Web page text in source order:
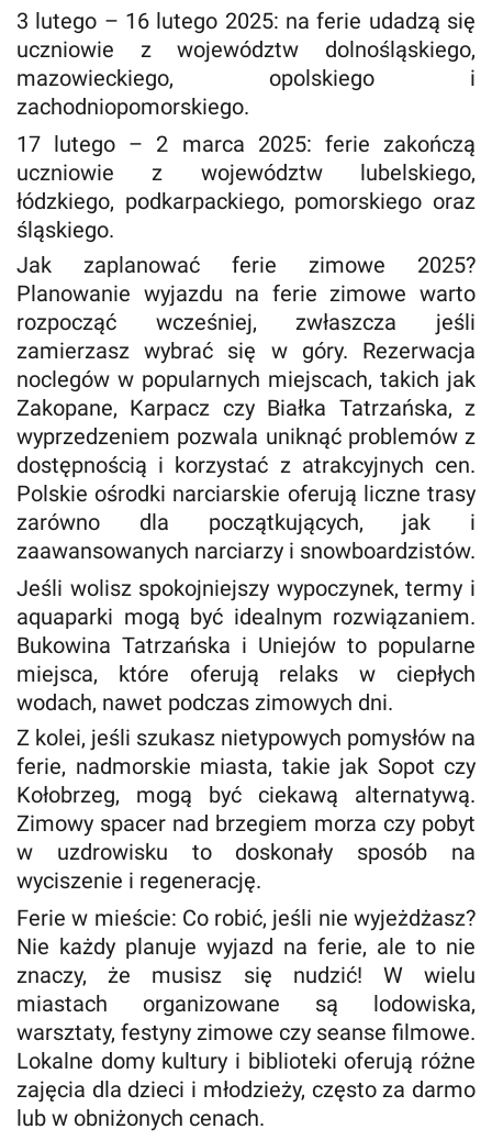
3 lutego – 16 lutego 2025: na ferie udadzą się
uczniowie z województw dolnośląskiego,
mazowieckiego, opolskiego i
zachodniopomorskiego.
17 lutego – 2 marca 2025: ferie zakończą
uczniowie z województw lubelskiego,
łódzkiego, podkarpackiego, pomorskiego oraz
śląskiego.
Jak zaplanować ferie zimowe 2025?
Planowanie wyjazdu na ferie zimowe warto
rozpocząć wcześniej, zwłaszcza jeśli
zamierzasz wybrać się w góry. Rezerwacja
noclegów w popularnych miejscach, takich jak
Zakopane, Karpacz czy Białka Tatrzańska, z
wyprzedzeniem pozwala uniknąć problemów z
dostępnością i korzystać z atrakcyjnych cen.
Polskie ośrodki narciarskie oferują liczne trasy
zarówno dla początkujących, jak i
zaawansowanych narciarzy i snowboardzistów.
Jeśli wolisz spokojniejszy wypoczynek, termy i
aquaparki mogą być idealnym rozwiązaniem.
Bukowina Tatrzańska i Uniejów to popularne
miejsca, które oferują relaks w ciepłych
wodach, nawet podczas zimowych dni.
Z kolei, jeśli szukasz nietypowych pomysłów na
ferie, nadmorskie miasta, takie jak Sopot czy
Kołobrzeg, mogą być ciekawą alternatywą.
Zimowy spacer nad brzegiem morza czy pobyt
w uzdrowisku to doskonały sposób na
wyciszenie i regenerację.
Ferie w mieście: Co robić, jeśli nie wyjeżdżasz?
Nie każdy planuje wyjazd na ferie, ale to nie
znaczy, że musisz się nudzić! W wielu
miastach organizowane są lodowiska,
warsztaty, festyny zimowe czy seanse filmowe.
Lokalne domy kultury i biblioteki oferują różne
zajęcia dla dzieci i młodzieży, często za darmo
lub w obniżonych cenach.